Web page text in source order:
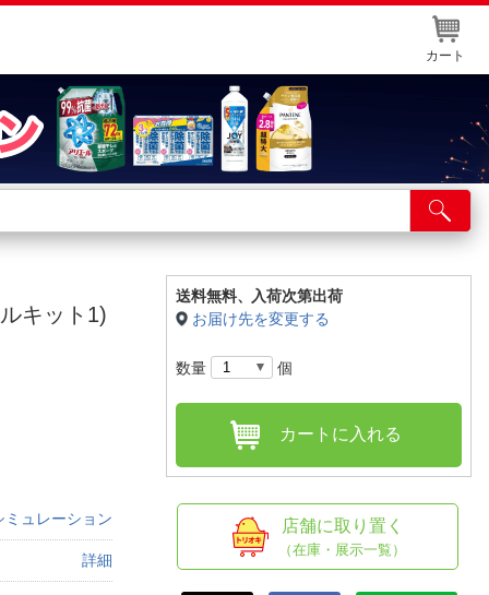
カート
舗サービス
ト取り置き
情報・店舗一覧
情報
キット1)
ミュレーション
詳細
送料無料、
入荷次第出荷
お届け先を変更する
数量 個
カートに入れる
店舗に取り置く
（在庫・展示一覧）